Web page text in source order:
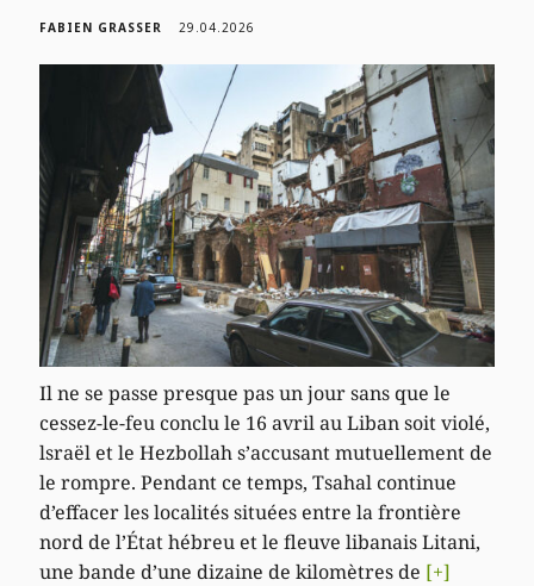
FABIEN GRASSER 29.04.2026
Il ne se passe presque pas un jour sans que le
cessez-le-feu conclu le 16 avril au Liban soit violé,
lsraël et le Hezbollah s’accusant mutuellement de
le rompre. Pendant ce temps, Tsahal continue
d’effacer les localités situées entre la frontière
nord de l’État hébreu et le fleuve libanais Litani,
une bande d’une dizaine de kilomètres de [+]